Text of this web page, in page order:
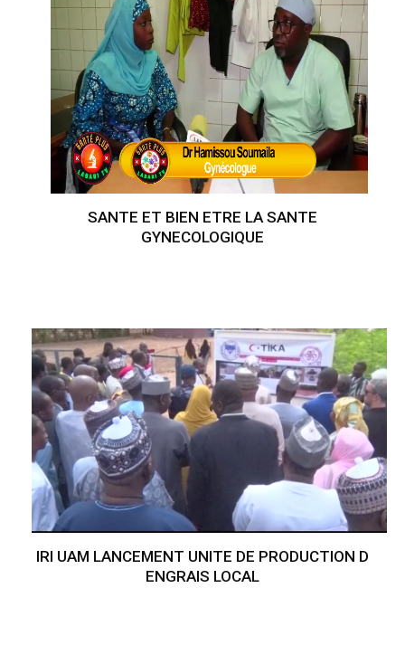
SANTE ET BIEN ETRE LA SANTE
GYNECOLOGIQUE
IRI UAM LANCEMENT UNITE DE PRODUCTION D
ENGRAIS LOCAL